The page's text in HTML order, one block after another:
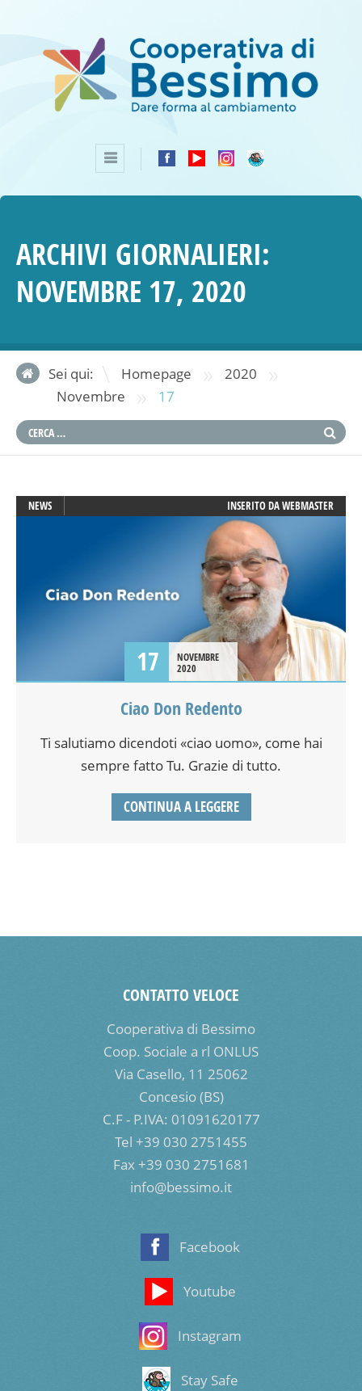
ARCHIVI GIORNALIERI:
NOVEMBRE 17, 2020
Sei qui: Homepage » 2020 »
Novembre » 17
NEWS INSERITO DAWEBMASTER
17
NOVEMBRE
2020
Ciao Don Redento
Ti salutiamo dicendoti «ciao uomo», come hai
sempre fatto Tu. Grazie di tutto.
CONTINUA A LEGGERE
CONTATTO VELOCE
Cooperativa di Bessimo
Coop. Sociale a rl ONLUS
Via Casello, 11 25062
Concesio (BS)
C.F - P.IVA: 01091620177
Tel +39 030 2751455
Fax +39 030 2751681
info@bessimo.it
Facebook
Youtube
Instagram
Stay Safe